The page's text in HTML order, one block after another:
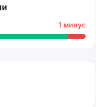
1 минус